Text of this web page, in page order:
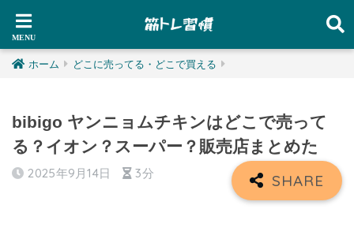
ホーム どこに売ってる・どこで買える
bibigo ヤンニョムチキンはどこで売って
る？イオン？スーパー？販売店まとめた
2025年9月14日 3分